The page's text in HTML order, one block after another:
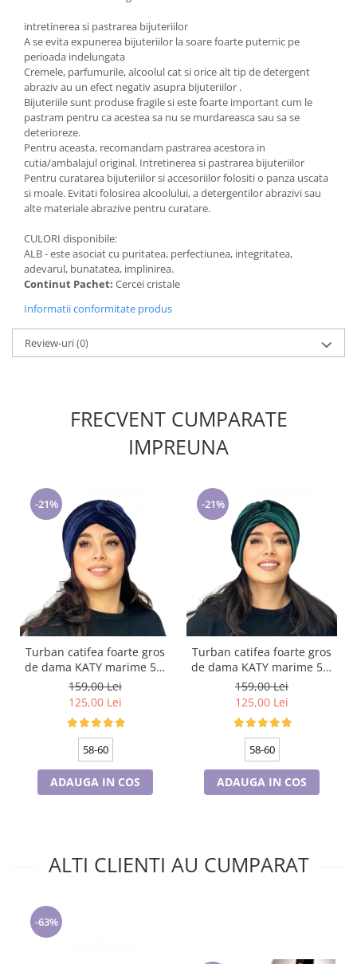
intretinerea si pastrarea bijuteriilor
A se evita expunerea bijuteriilor la soare foarte puternic pe
perioada indelungata
Cremele, parfumurile, alcoolul cat si orice alt tip de detergent
abraziv au un efect negativ asupra bijuteriilor .
Bijuteriile sunt produse fragile si este foarte important cum le
pastram pentru ca acestea sa nu se murdareasca sau sa se
deterioreze.
Pentru aceasta, recomandam pastrarea acestora in
cutia/ambalajul original. Intretinerea si pastrarea bijuteriilor
Pentru curatarea bijuteriilor si accesoriilor folositi o panza uscata
si moale. Evitati folosirea alcoolului, a detergentilor abrazivi sau
alte materiale abrazive pentru curatare.
CULORI disponibile:
ALB - este asociat cu puritatea, perfectiunea, integritatea,
adevarul, bunatatea, implinirea.
Continut Pachet: Cercei cristale
Informatii conformitate produs
Review-uri(0)
FRECVENT CUMPARATE
IMPREUNA
-21%
Turban catifea foarte gros
de dama KATY marime 58-
60, captuseala polar,
culoare bleomarin
159,00 Lei
125,00 Lei
58-60
ADAUGA IN COS
-21%
Turban catifea foarte gros
de dama KATY marime 58-
60, captuseala polar,
culoare verde emerald
159,00 Lei
125,00 Lei
58-60
ADAUGA IN COS
ALTI CLIENTI AU CUMPARAT
-63%